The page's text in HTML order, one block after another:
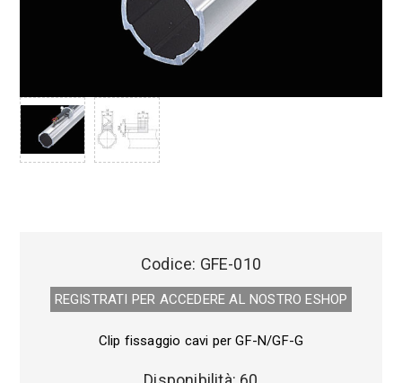
Codice: GFE-010
REGISTRATI PER ACCEDERE AL NOSTRO E­SHOP
Clip fissaggio cavi per GF-N/GF-G